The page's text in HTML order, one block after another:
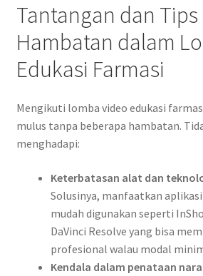
Tantangan dan
Hambatan dalam
Edukasi Farmasi
Mengikuti lomba video edukasi
mulus tanpa beberapa hambatan.
menghadapi:
Keterbatasan alat dan
Solusinya, manfaatkan
mudah digunakan seperti
DaVinci Resolve yang bisa
profesional walau modal
Kendala dalam penataan